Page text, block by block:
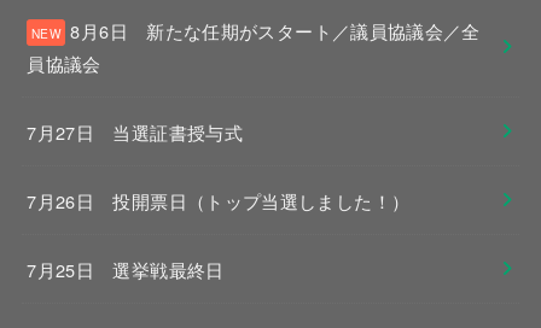
8月6日 新たな任期がスタート／議員協議会／全
員協議会
7月27日 当選証書授与式
7月26日 投開票日（トップ当選しました！）
7月25日 選挙戦最終日